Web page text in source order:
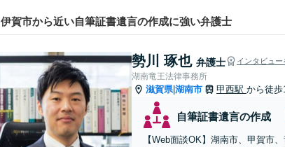
伊賀市から近い自筆証書遺言の作成に強い弁護士
勢川 琢也 弁護士 インタビュー
湖南竜王法律事務所
滋賀県|湖南市 甲西駅 から徒歩
自筆証書遺言の作成
【Web面談OK】湖南市、甲賀市